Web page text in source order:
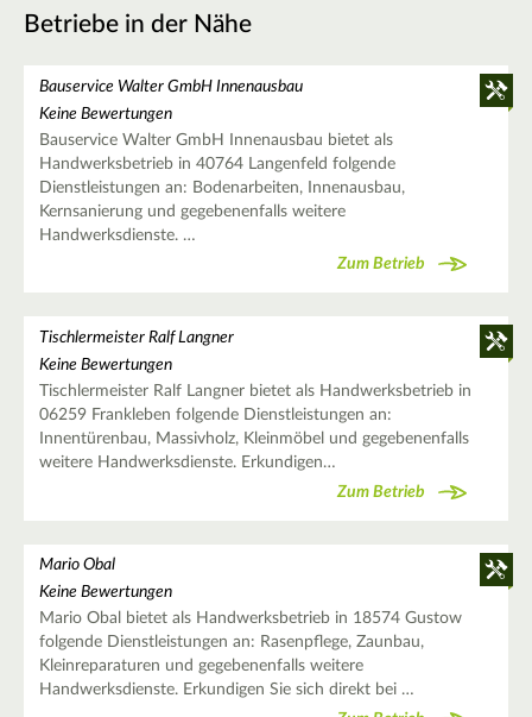
Betriebe in der Nähe
Bauservice Walter GmbH Innenausbau
Keine Bewertungen
Bauservice Walter GmbH Innenausbau bietet als
Handwerksbetrieb in 40764 Langenfeld folgende
Dienstleistungen an: Bodenarbeiten, Innenausbau,
Kernsanierung und gegebenenfalls weitere
Handwerksdienste. …
Zum Betrieb
Tischlermeister Ralf Langner
Keine Bewertungen
Tischlermeister Ralf Langner bietet als Handwerksbetrieb in
06259 Frankleben folgende Dienstleistungen an:
Innentürenbau, Massivholz, Kleinmöbel und gegebenenfalls
weitere Handwerksdienste. Erkundigen…
Zum Betrieb
Mario Obal
Keine Bewertungen
Mario Obal bietet als Handwerksbetrieb in 18574 Gustow
folgende Dienstleistungen an: Rasenpflege, Zaunbau,
Kleinreparaturen und gegebenenfalls weitere
Handwerksdienste. Erkundigen Sie sich direkt bei …